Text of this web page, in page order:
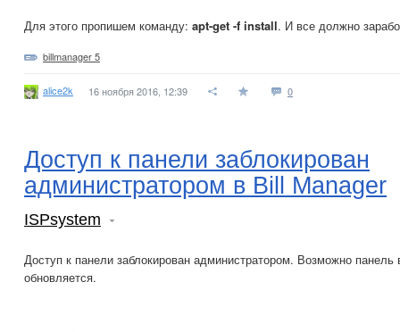
Для этого пропишем команду: apt-get -f install. И все должно
billmanager 5
alice2k 16 ноября 2016, 12:39 0
Доступ к панели заблокирован
администратором в Bill Manager
ISPsystem
Доступ к панели заблокирован администратором. Возможно
обновляется.